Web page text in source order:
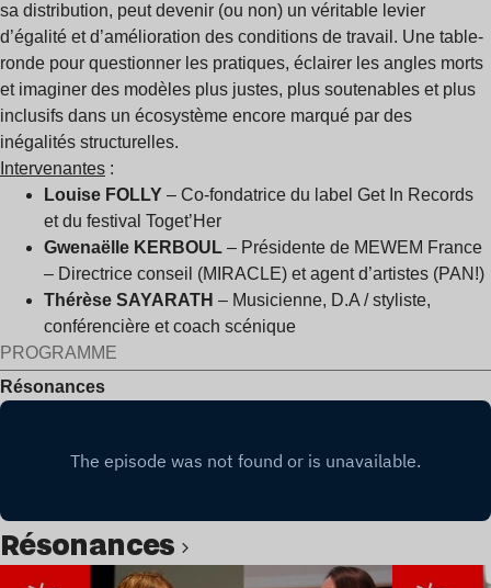
sa distribution, peut devenir (ou non) un véritable levier
d’égalité et d’amélioration des conditions de travail. Une table-
ronde pour questionner les pratiques, éclairer les angles morts
et imaginer des modèles plus justes, plus soutenables et plus
inclusifs dans un écosystème encore marqué par des
inégalités structurelles.
Intervenantes :
Louise FOLLY – Co-fondatrice du label Get In Records
et du festival Toget’Her
Gwenaëlle KERBOUL – Présidente de MEWEM France
– Directrice conseil (MIRACLE) et agent d’artistes (PAN!)
Thérèse SAYARATH – Musicienne, D.A / styliste,
conférencière et coach scénique
PROGRAMME
Résonances
Résonances
Lire l’article